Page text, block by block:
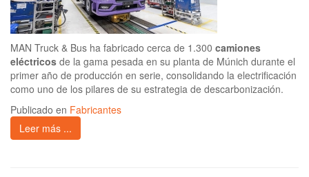
MAN Truck & Bus ha fabricado cerca de 1.300 camiones
eléctricos de la gama pesada en su planta de Múnich durante el
primer año de producción en serie, consolidando la electrificación
como uno de los pilares de su estrategia de descarbonización.
Publicado en Fabricantes
Leer más ...